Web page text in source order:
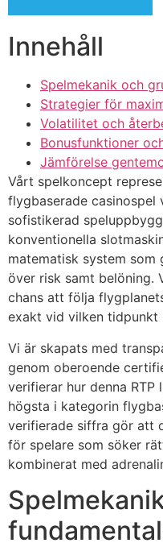
Innehåll
Spelmekanik och
Strategier för
Volatilitet och
Bonusfunktioner
Jämförelse
Vårt spelkoncept
flygbaserade casinospel
sofistikerad
konventionella
matematisk system som
över risk samt belöning.
chans att följa
exakt vid vilken tidpunkt
Vi är skapats med
genom oberoende
verifierar hur denna RTP
högsta i kategorin
verifierade siffra gör att
för spelare som söker
kombinerat med